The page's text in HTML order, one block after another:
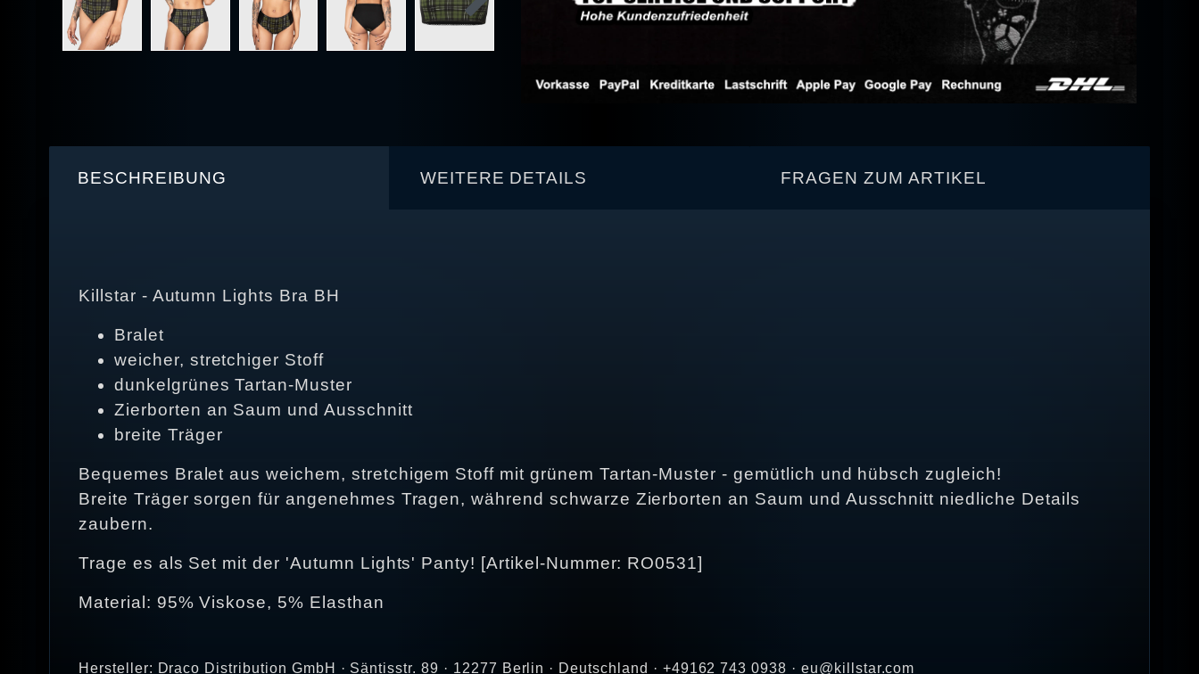
BESCHREIBUNG WEITERE DETAILS FRAGEN ZUM ARTIKEL
Killstar - Autumn Lights Bra BH
Bralet
weicher, stretchiger Stoff
dunkelgrünes Tartan-Muster
Zierborten an Saum und Ausschnitt
breite Träger
Bequemes Bralet aus weichem, stretchigem Stoff mit grünem Tartan-Muster - gemütlich und hübsch zugleich!
Breite Träger sorgen für angenehmes Tragen, während schwarze Zierborten an Saum und Ausschnitt niedliche Details
zaubern.
Trage es als Set mit der 'Autumn Lights' Panty! [Artikel-Nummer: RO0531]
Material: 95% Viskose, 5% Elasthan
Hersteller: Draco Distribution GmbH · Säntisstr. 89 · 12277 Berlin · Deutschland · +49162 743 0938 · eu@killstar.com